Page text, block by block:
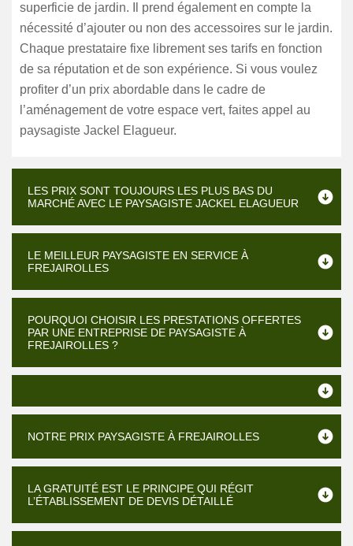
superficie de jardin. Il prend également en compte la
nécessité d’ajouter ou non des accessoires sur le jardin.
Chaque prestataire fixe librement ses tarifs en fonction
de sa réputation et de son expérience. Si vous voulez
profiter d’un prix abordable dans le cadre de
l’aménagement de votre espace vert, faites appel au
paysagiste Jackel Elagueur.
LES PRIX SONT TOUJOURS LES PLUS BAS DU
MARCHÉ AVEC LE PAYSAGISTE JACKEL ELAGUEUR
LE MEILLEUR PAYSAGISTE EN SERVICE À
FREJAIROLLES
POURQUOI CHOISIR LES PRESTATIONS OFFERTES
PAR UNE ENTREPRISE DE PAYSAGISTE À
FREJAIROLLES ?
NOTRE PRIX PAYSAGISTE À FREJAIROLLES
LA GRATUITÉ EST LE PRINCIPE QUI RÉGIT
L’ÉTABLISSEMENT DE DEVIS DÉTAILLÉ